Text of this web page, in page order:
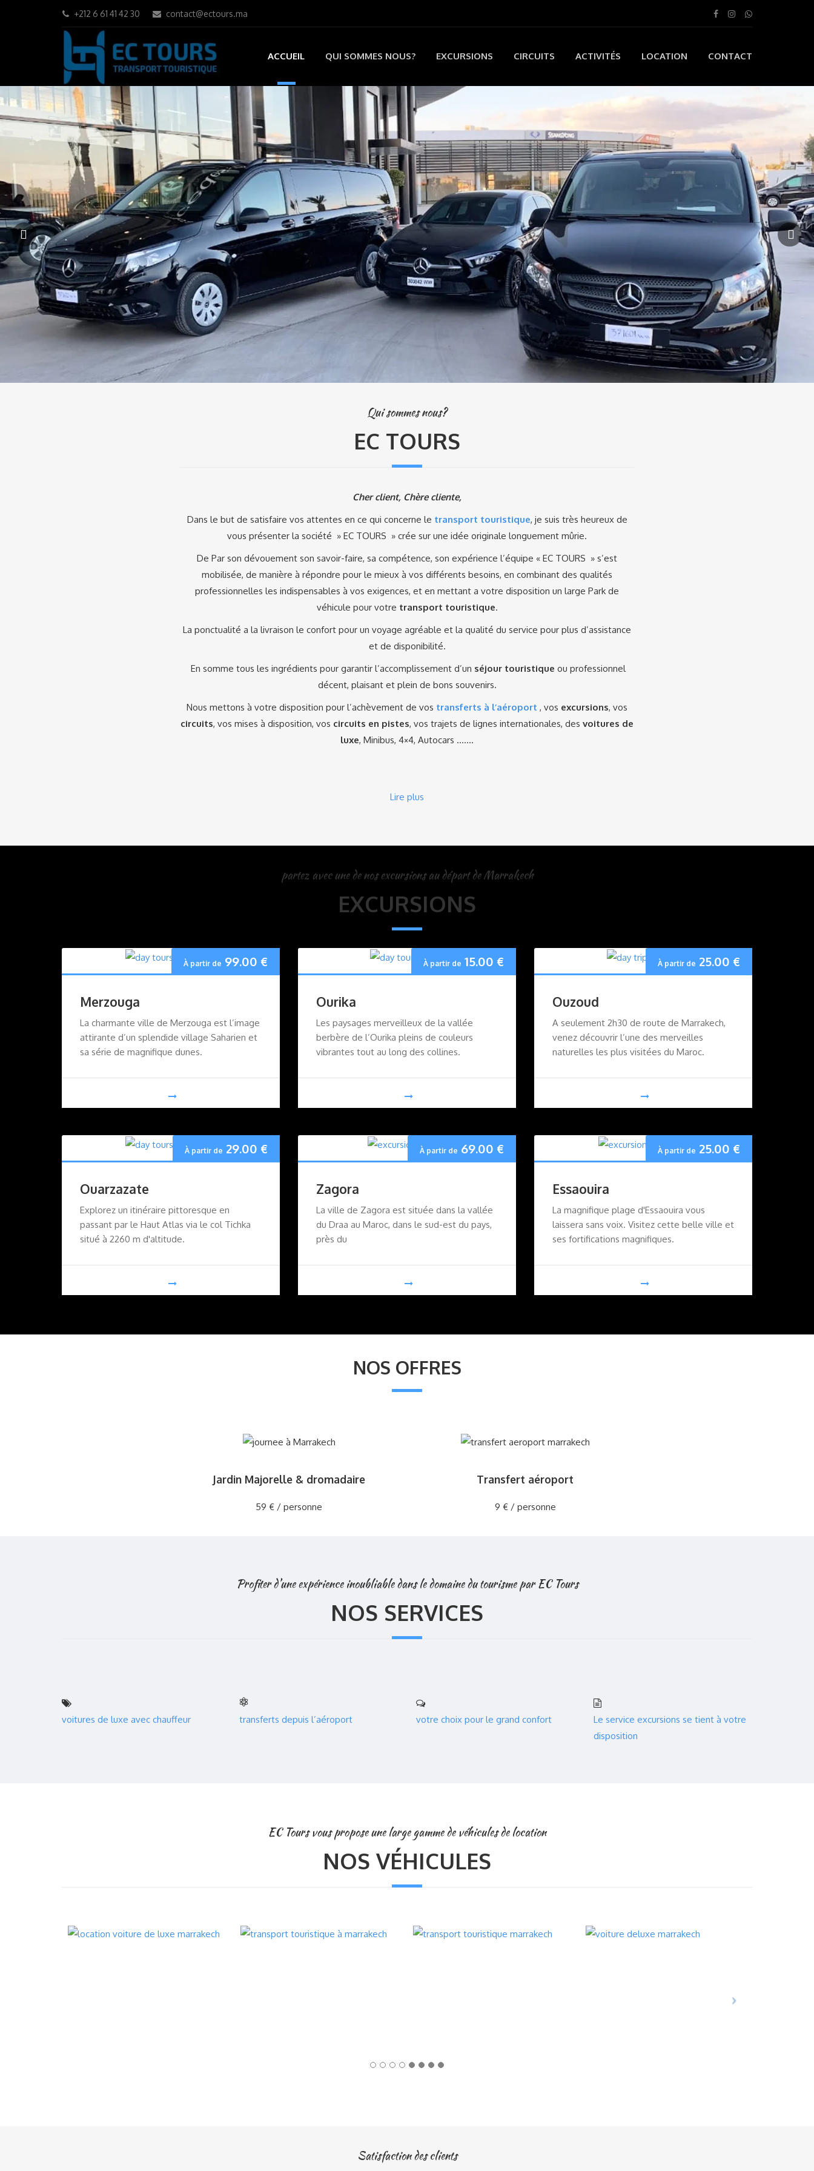
+212 6 61 41 42 30 contact@ectours.ma
ACCUEIL QUI SOMMES NOUS? EXCURSIONS CIRCUITS ACTIVITÉS LOCATION CONTACT
Qui sommes nous?
EC TOURS
Cher client, Chère cliente,
Dans le but de satisfaire vos attentes en ce qui concerne le transport touristique, je suis très heureux de
vous présenter la société » EC TOURS » crée sur une idée originale longuement mûrie.
De Par son dévouement son savoir-faire, sa compétence, son expérience l’équipe « EC TOURS » s’est
mobilisée, de manière à répondre pour le mieux à vos différents besoins, en combinant des qualités
professionnelles les indispensables à vos exigences, et en mettant a votre disposition un large Park de
véhicule pour votre transport touristique.
La ponctualité a la livraison le confort pour un voyage agréable et la qualité du service pour plus d’assistance
et de disponibilité.
En somme tous les ingrédients pour garantir l’accomplissement d’un séjour touristique ou professionnel
décent, plaisant et plein de bons souvenirs.
Nous mettons à votre disposition pour l’achèvement de vos transferts à l’aéroport , vos excursions, vos
circuits, vos mises à disposition, vos circuits en pistes, vos trajets de lignes internationales, des voitures de
luxe, Minibus, 4×4, Autocars …….
Lire plus
partez avec une de nos excursions au départ de Marrakech
EXCURSIONS
À partir de 99.00 €
Merzouga
La charmante ville de Merzouga est l’image
attirante d’un splendide village Saharien et
sa série de magnifique dunes.
À partir de 15.00 €
Ourika
Les paysages merveilleux de la vallée
berbère de l’Ourika pleins de couleurs
vibrantes tout au long des collines.
À partir de 25.00 €
Ouzoud
A seulement 2h30 de route de Marrakech,
venez découvrir l’une des merveilles
naturelles les plus visitées du Maroc.
À partir de 29.00 €
Ouarzazate
Explorez un itinéraire pittoresque en
passant par le Haut Atlas via le col Tichka
situé à 2260 m d'altitude.
À partir de 69.00 €
Zagora
La ville de Zagora est située dans la vallée
du Draa au Maroc, dans le sud-est du pays,
près du
À partir de 25.00 €
Essaouira
La magnifique plage d'Essaouira vous
laissera sans voix. Visitez cette belle ville et
ses fortifications magnifiques.
NOS OFFRES
Jardin Majorelle & dromadaire
59 € / personne
Transfert aéroport
9 € / personne
Profiter d’une expérience inoubliable dans le domaine du tourisme par EC Tours
NOS SERVICES
voitures de luxe avec chauffeur transferts depuis l’aéroport votre choix pour le grand confort
Le service excursions se tient à votre
disposition
EC Tours vous propose une large gamme de véhicules de location
NOS VÉHICULES
Satisfaction des clients